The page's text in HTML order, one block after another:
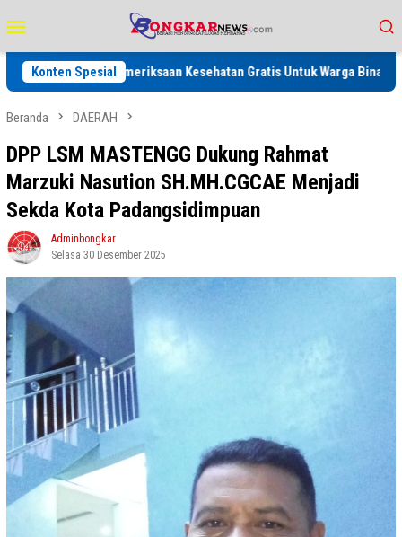
ke
kontenMobile
Konten Spesial
Pemeriksaan Kesehatan Gratis Untuk Warga Binaan dan Keluarga
Beranda DAERAH
DPP LSM MASTENGG Dukung Rahmat
Marzuki Nasution SH.MH.CGCAE Menjadi
Sekda Kota Padangsidimpuan
Adminbongkar
Selasa 30 Desember 2025